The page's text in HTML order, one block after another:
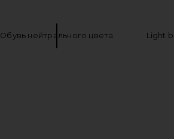
Обувь нейтрального цвета Light